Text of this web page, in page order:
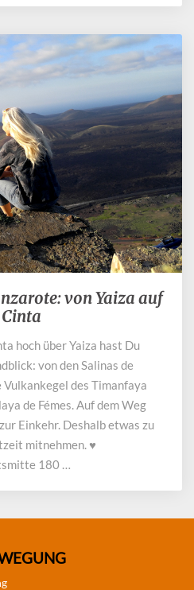
von Yaiza auf
hoch über Yaiza hast Du
von den Salinas de
Vulkankegel des Timanfaya
de Fémes. Auf dem Weg
Einkehr. Deshalb etwas zu
mitnehmen. ♥
180 …